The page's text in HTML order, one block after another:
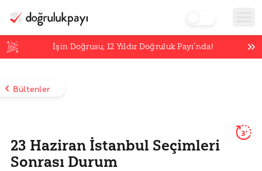
İşin Doğrusu,12 Yıldır Doğruluk Payı’nda!
Bültenler
23 Haziran İstanbul Seçimleri
Sonrası Durum
3'